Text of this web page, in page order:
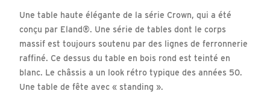
Une table haute élégante de la série Crown, qui a été
conçu par Eland®. Une série de tables dont le corps
massif est toujours soutenu par des lignes de ferronnerie
raffiné. Ce dessus du table en bois rond est teinté en
blanc. Le châssis a un look rétro typique des années 50.
Une table de fête avec « standing ».